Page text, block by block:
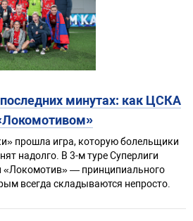
минутах: как ЦСКА
прошла игра, которую болельщики
надолго. В 3-м туре Суперлиги
— принципиального
всегда складываются непросто.